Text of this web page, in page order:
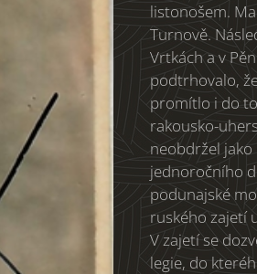
listonošem.
Turnově.
Vrtkách a v
podtrhovalo,
promítlo i do
rakousko-
neobdržel
jednoročního
podunajské
ruského zajetí
V zajetí se
legie, do